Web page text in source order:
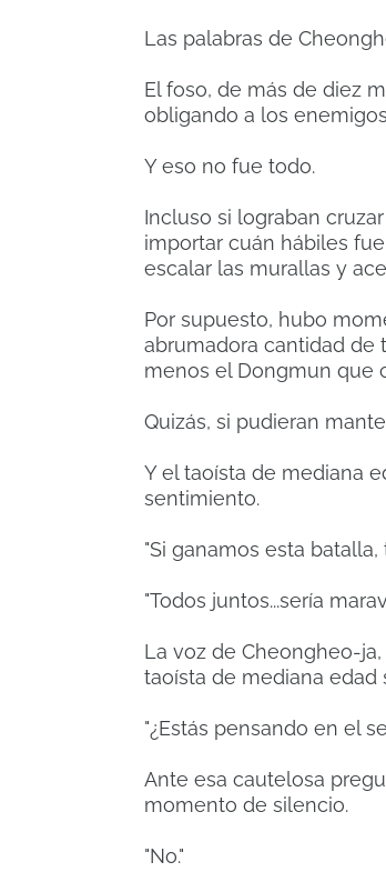
Las palabras de
El foso, de más de diez
obligando a los
Y eso no fue todo.
Incluso si lograban
importar cuán hábiles
escalar las murallas y
Por supuesto, hubo
abrumadora cantidad de
menos el Dongmun que
Quizás, si pudieran
Y el taoísta de mediana
sentimiento.
"Si ganamos esta
"Todos juntos...sería
La voz de Cheongheo-
taoísta de mediana edad
"¿Estás pensando en el
Ante esa cautelosa
momento de silencio.
"No."